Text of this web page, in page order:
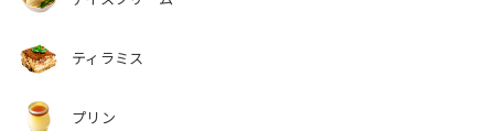
ティラミス
プリン